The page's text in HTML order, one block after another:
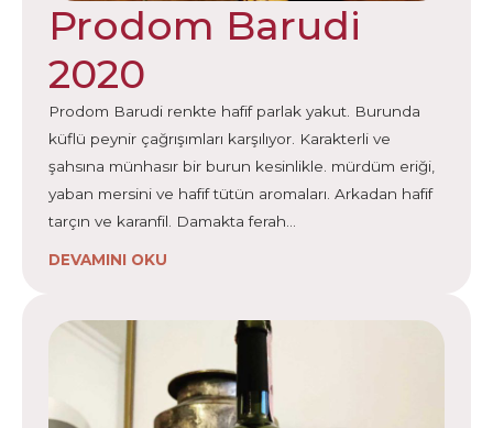
Prodom Barudi
2020
Prodom Barudi renkte hafif parlak yakut. Burunda
küflü peynir çağrışımları karşılıyor. Karakterli ve
şahsına münhasır bir burun kesinlikle. mürdüm eriği,
yaban mersini ve hafif tütün aromaları. Arkadan hafif
tarçın ve karanfil. Damakta ferah…
DEVAMINI OKU